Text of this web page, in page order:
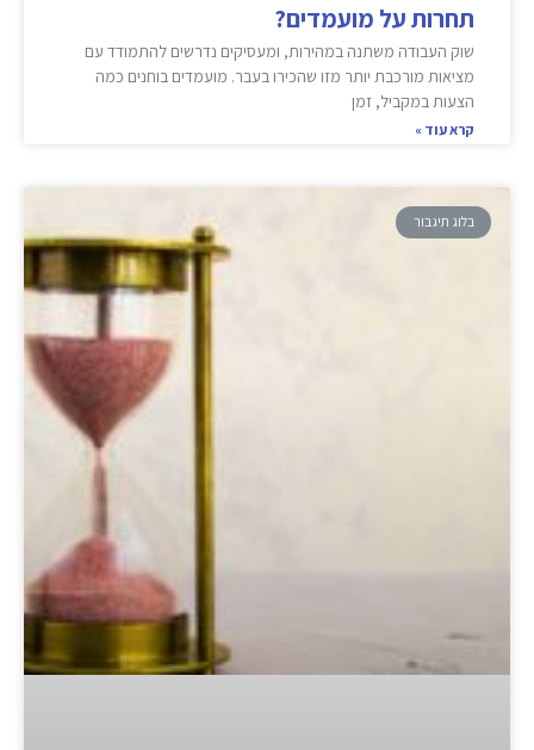
תחרות על מועמדים?
שוק העבודה משתנה במהירות, ומעסיקים נדרשים להתמודד עם
מציאות מורכבת יותר מזו שהכירו בעבר. מועמדים בוחנים כמה
הצעות במקביל, זמן
קרא עוד »
בלוג תיגבור